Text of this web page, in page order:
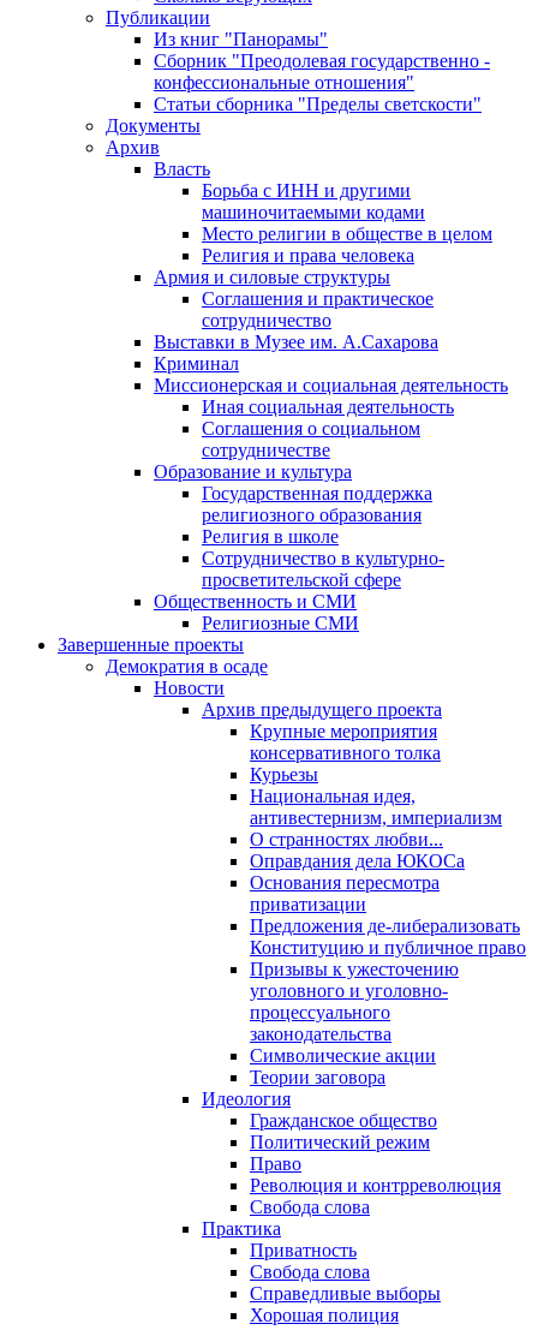
Публикации
Из книг "Панорамы"
Сборник "Преодолевая государственно -
конфессиональные отношения"
Статьи сборника "Пределы светскости"
Документы
Архив
Власть
Борьба с ИНН и другими
машиночитаемыми кодами
Место религии в обществе в целом
Религия и права человека
Армия и силовые структуры
Соглашения и практическое
сотрудничество
Выставки в Музее им. А.Сахарова
Криминал
Миссионерская и социальная деятельность
Иная социальная деятельность
Соглашения о социальном
сотрудничестве
Образование и культура
Государственная поддержка
религиозного образования
Религия в школе
Сотрудничество в культурно-
просветительской сфере
Общественность и СМИ
Религиозные СМИ
Завершенные проекты
Демократия в осаде
Новости
Архив предыдущего проекта
Крупные мероприятия
консервативного толка
Курьезы
Национальная идея,
антивестернизм, империализм
О странностях любви...
Оправдания дела ЮКОСа
Основания пересмотра
приватизации
Предложения де-либерализовать
Конституцию и публичное право
Призывы к ужесточению
уголовного и уголовно-
процессуального
законодательства
Символические акции
Теории заговора
Идеология
Гражданское общество
Политический режим
Право
Революция и контрреволюция
Свобода слова
Практика
Приватность
Свобода слова
Справедливые выборы
Хорошая полиция